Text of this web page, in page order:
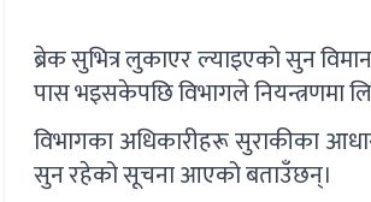
ब्रेक सुभित्र लुकाएर ल्याइएको सुन
पास भइसकेपछि विभागले नियन्त्रणमा
विभागका अधिकारीहरू सुराकीका
सुन रहेको सूचना आएको बताउँछन्।